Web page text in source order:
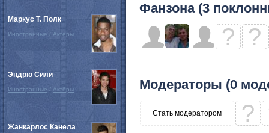
Фанзона (3
? ?
Модераторы (0
Стать модератором ?
Маркус Т. Полк
Иностранные / Актёры
Эндрю Сили
Иностранные / Актёры
Жанкарлос Канела